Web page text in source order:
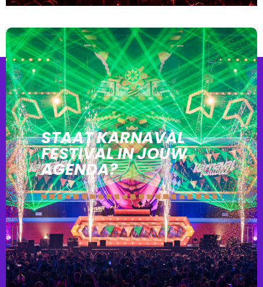
STAAT KARNAVAL
FESTIVAL IN JOUW
AGENDA?